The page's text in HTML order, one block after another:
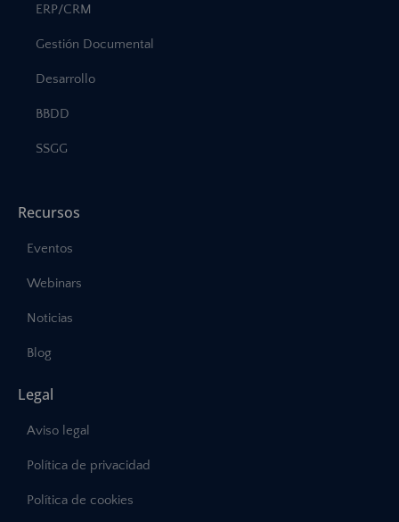
ERP/CRM
Gestión Documental
Desarrollo
BBDD
SSGG
Recursos
Eventos
Webinars
Noticias
Blog
Legal
Aviso legal
Política de privacidad
Política de cookies